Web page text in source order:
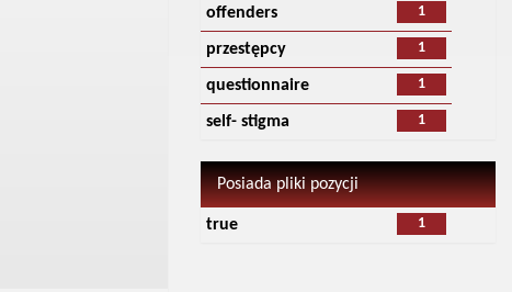
1
offenders
1
przestępcy
1
questionnaire
1
self- stigma
Posiada pliki pozycji
1
true